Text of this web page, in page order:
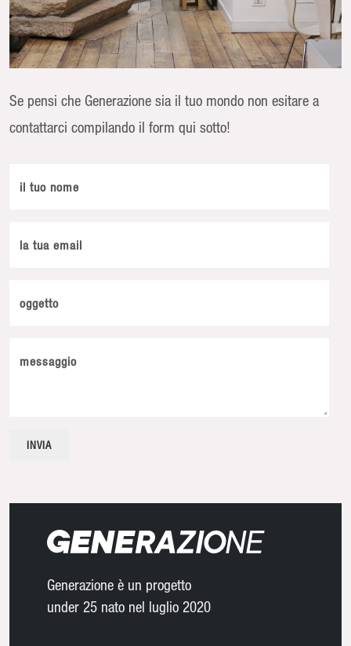
Se pensi che Generazione sia il tuo mondo non esitare a
contattarci compilando il form qui sotto!
il tuo nome
la tua email
oggetto
messaggio
Generazione è un progetto
under 25 nato nel luglio 2020